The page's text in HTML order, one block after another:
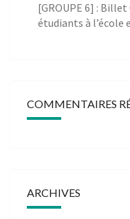
[GROUPE 6] :
étudiants à l’école
COMMENTAIRES
ARCHIVES